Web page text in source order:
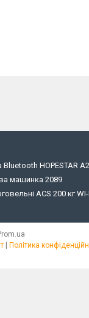
HOPESTAR
машинка 2089
ACS 200 кг
Політика